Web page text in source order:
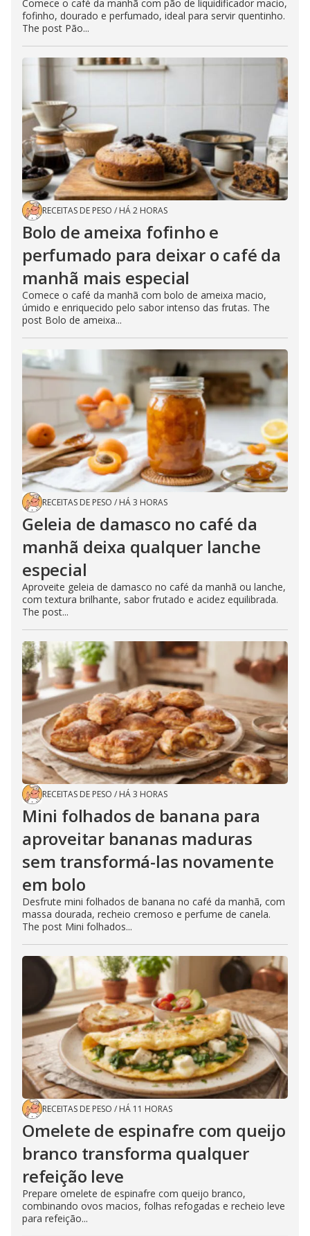
Comece o café da manhã com pão de liquidificador macio,
fofinho, dourado e perfumado, ideal para servir quentinho.
The post Pão...
RECEITAS DE PESO / HÁ 2 HORAS
Bolo de ameixa fofinho e
perfumado para deixar o café da
manhã mais especial
Comece o café da manhã com bolo de ameixa macio,
úmido e enriquecido pelo sabor intenso das frutas. The
post Bolo de ameixa...
RECEITAS DE PESO / HÁ 3 HORAS
Geleia de damasco no café da
manhã deixa qualquer lanche
especial
Aproveite geleia de damasco no café da manhã ou lanche,
com textura brilhante, sabor frutado e acidez equilibrada.
The post...
RECEITAS DE PESO / HÁ 3 HORAS
Mini folhados de banana para
aproveitar bananas maduras
sem transformá-las novamente
em bolo
Desfrute mini folhados de banana no café da manhã, com
massa dourada, recheio cremoso e perfume de canela.
The post Mini folhados...
RECEITAS DE PESO / HÁ 11 HORAS
Omelete de espinafre com queijo
branco transforma qualquer
refeição leve
Prepare omelete de espinafre com queijo branco,
combinando ovos macios, folhas refogadas e recheio leve
para refeição...